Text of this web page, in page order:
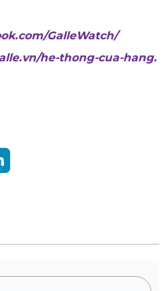
GalleWatch/
he-thong-cua-hang.